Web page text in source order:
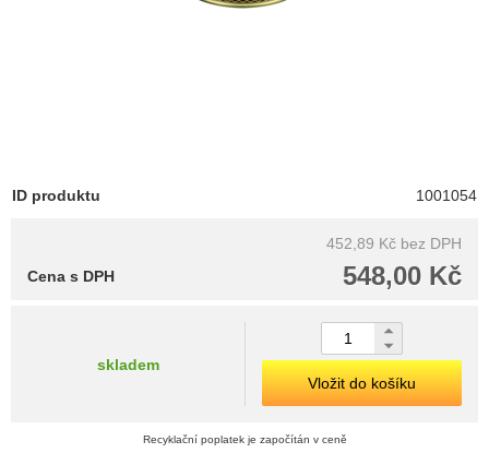
ID produktu 1001054
452,89 Kč bez DPH
548,00 Kč
Cena s DPH
skladem
Vložit do košíku
Recyklační poplatek je započítán v ceně